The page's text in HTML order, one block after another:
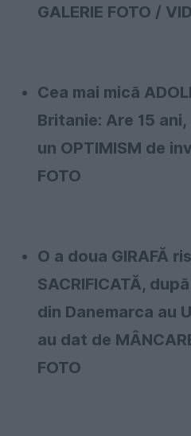
GALERIE FOTO /
Cea mai mică
Britanie: Are 15 ani,
un OPTIMISM de
FOTO
O a doua GIRAFĂ
SACRIFICATĂ,
din Danemarca au
au dat de
FOTO